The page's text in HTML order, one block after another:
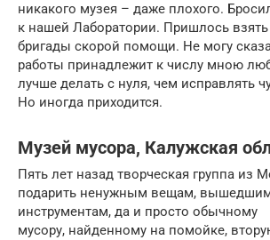
никакого музея – даже плохого.
к нашей Лаборатории. Пришлось взять
бригады скорой помощи. Не могу
работы принадлежит к числу мною
лучше делать с нуля, чем исправлять
Но иногда приходится.
Музей мусора, Калужская
Пять лет назад творческая группа из
подарить ненужным вещам, вышедшим
инструментам, да и просто обычному
мусору, найденному на помойке,